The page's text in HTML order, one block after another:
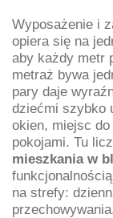
Wyposażenie i
opiera się na
aby każdy metr
metraż bywa
pary daje
dziećmi szybko
okien, miejsc
pokojami. Tu
mieszkania w
na strefy: